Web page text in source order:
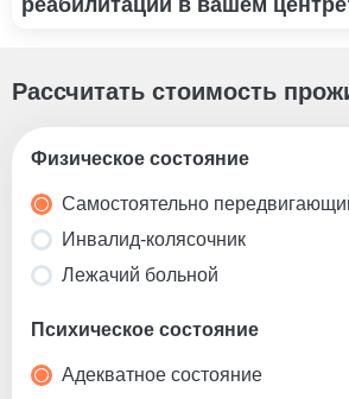
хроническими заболеваниями, а
реабилитации в вашем
оценку состояния каждого пациента
регулярно пересматривается для
результатов.
Рассчитать стоимость
Физическое состояние
Самостоятельно
Инвалид-колясочник
Лежачий больной
Психическое состояние
Адекватное состояние